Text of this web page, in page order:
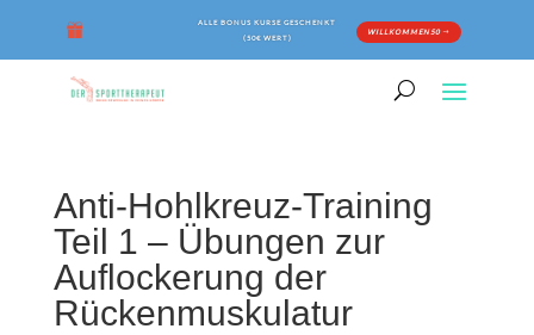
ALLE BONUS KURSE GESCHENKT
(50€ WERT)
WILLKOMMEN50
Anti-Hohlkreuz-Training
Teil 1 – Übungen zur
Auflockerung der
Rückenmuskulatur